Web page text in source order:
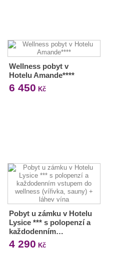
Wellness pobyt v
Hotelu Amande****
6 450 Kč
Pobyt u zámku v Hotelu
Lysice *** s polopenzí a
každodenním…
4 290 Kč